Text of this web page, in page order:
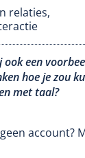
relaties,
ook een
hoe je zou
met taal?
account?